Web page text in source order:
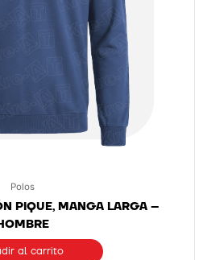
Polos
PIQUE, MANGA LARGA –
al carrito